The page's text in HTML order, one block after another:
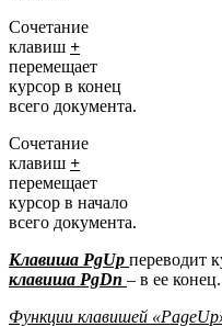
Сочетание
клавиш +
перемещает
курсор в конец
всего документа.
Сочетание
клавиш +
перемещает
курсор в начало
всего документа.
Клавиша PgUp переводит
клавиша PgDn – в ее конец.
Функции клавишей